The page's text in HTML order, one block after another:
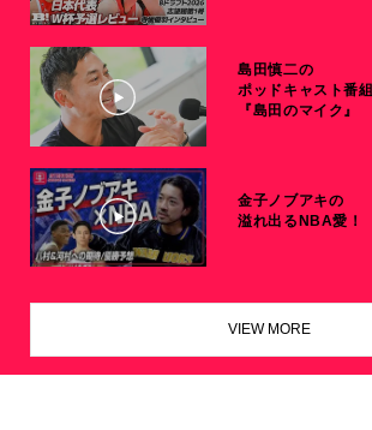
島田慎二の
ポッドキャスト番組
『島田のマイク』
金子ノブアキの
溢れ出るNBA愛！
VIEW MORE